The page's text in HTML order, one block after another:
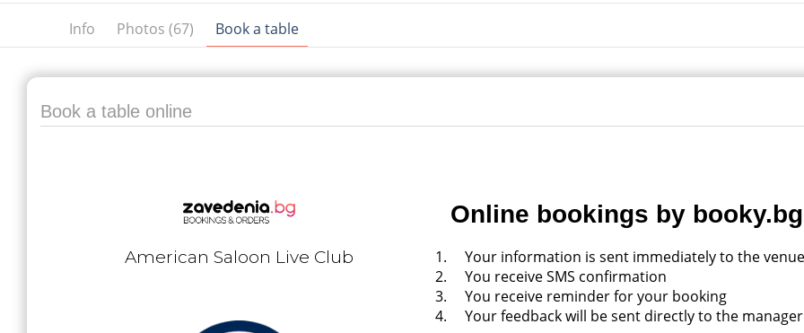
Burgas
Veliko Tarnovo
Basnko
SOFIA
Plovdiv
Info Photos (67) Book a table
Book a table online
Online bookings by booky.bg
Your information is sent immediately to the
You receive SMS confirmation
You receive reminder for your booking
Your feedback will be sent directly to the manager